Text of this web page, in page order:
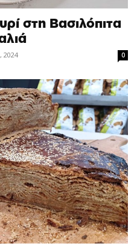
στη Βασιλόπιτα
2024 0